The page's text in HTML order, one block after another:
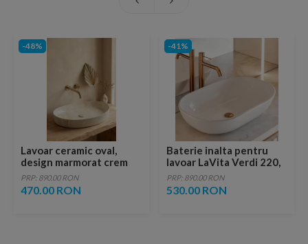
-48%
Lavoar ceramic oval,
design marmorat crem
lucios cu vene aurii,
ventil inclus
PRP: 890.00 RON
470.00 RON
-41%
Baterie inalta pentru
lavoar LaVita Verdi 220,
fara ventil, brushed
copper
PRP: 890.00 RON
530.00 RON